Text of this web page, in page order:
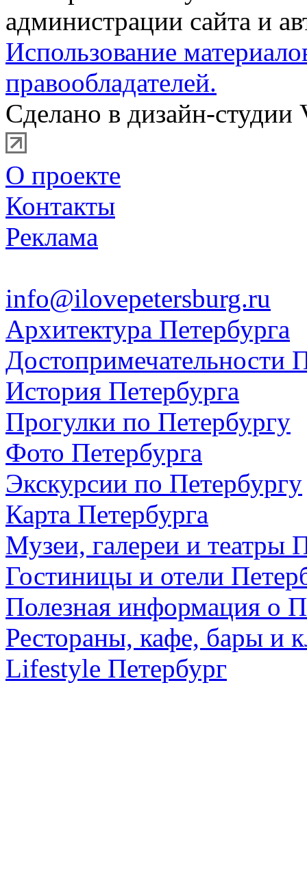
администрации сайта и
Использование
правообладателей.
Сделано в дизайн-студии
О проекте
Контакты
Реклама
info@ilovepetersburg.ru
Архитектура Петербурга
Достопримечательности
История Петербурга
Прогулки по Петербургу
Фото Петербурга
Экскурсии по Петербургу
Карта Петербурга
Музеи, галереи и театры
Гостиницы и отели
Полезная информация о
Рестораны, кафе, бары и
Lifestyle Петербург